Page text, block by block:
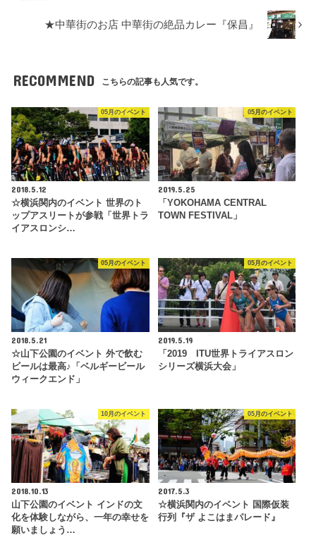
★中華街のお店 中華街の絶品カレー『保昌』
RECOMMEND こちらの記事も人気です。
05月のイベント
2018.5.12
☆横浜関内のイベント 世界のト
ップアスリートが参戦「世界トラ
イアスロンシ…
05月のイベント
2019.5.25
「YOKOHAMA CENTRAL
TOWN FESTIVAL」
05月のイベント
2018.5.21
☆山下公園のイベント 外で飲む
ビールは最高♪「ベルギービール
ウィークエンド」
05月のイベント
2019.5.19
「2019 ITU世界トライアスロン
シリーズ横浜大会」
10月のイベント
2018.10.13
山下公園のイベント インドの文
化を体験しながら、一年の幸せを
願いましょう…
05月のイベント
2017.5.3
☆横浜関内のイベント 国際仮装
行列『ザ よこはまパレード』